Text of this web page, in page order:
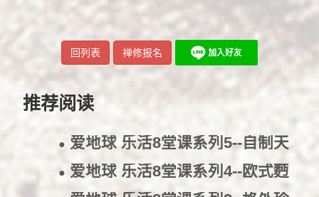
回列表 禅修报名
推荐阅读
● 爱地球 乐活8堂课系列5--自制天
然酱料 2017/3/1
● 爱地球 乐活8堂课系列4--欧式麪
包烘焙教学2017/2/23